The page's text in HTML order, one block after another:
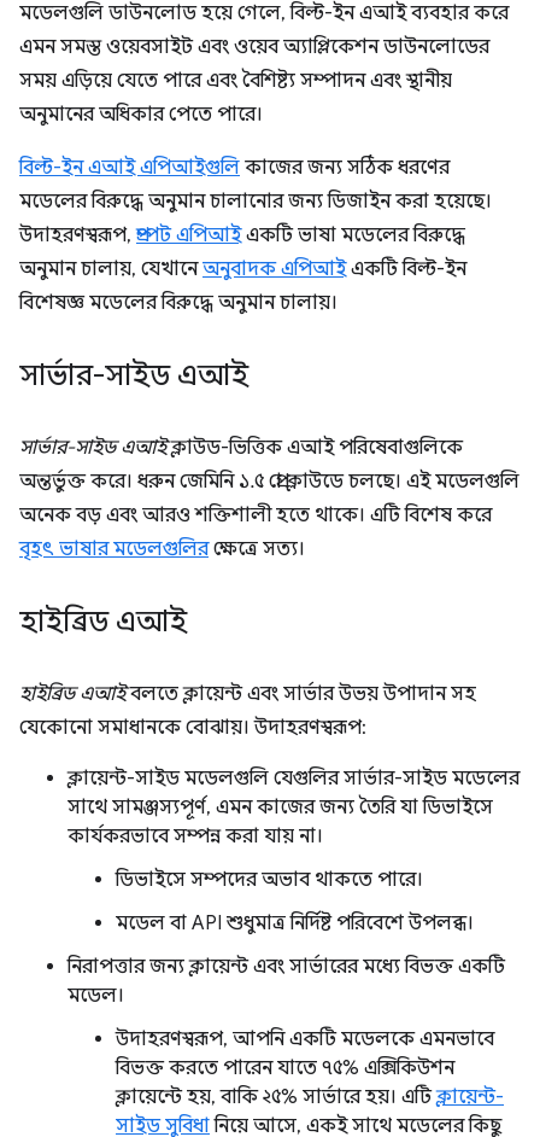
মডেলগুলি ডাউনলোড হয়ে গেলে, বিল্ট-ইন এআই ব্যবহার করে
এমন সমস্ত ওয়েবসাইট এবং ওয়েব অ্যাপ্লিকেশন ডাউনলোডের
সময় এড়িয়ে যেতে পারে এবং বৈশিষ্ট্য সম্পাদন এবং স্থানীয়
অনুমানের অধিকার পেতে পারে।
বিল্ট-ইন এআই এপিআইগুলি কাজের জন্য সঠিক ধরণের
মডেলের বিরুদ্ধে অনুমান চালানোর জন্য ডিজাইন করা হয়েছে।
উদাহরণস্বরূপ,প্রম্পট এপিআইএকটি ভাষা মডেলের বিরুদ্ধে
অনুমান চালায়, যেখানেঅনুবাদক এপিআইএকটি বিল্ট-ইন
বিশেষজ্ঞ মডেলের বিরুদ্ধে অনুমান চালায়।
সার্ভার-সাইড এআই
সার্ভার-সাইড এআইক্লাউড-ভিত্তিক এআই পরিষেবাগুলিকে
অন্তর্ভুক্ত করে। ধরুন জেমিনি ১.৫ প্রো ক্লাউডে চলছে। এই মডেলগুলি
অনেক বড় এবং আরও শক্তিশালী হতে থাকে। এটি বিশেষ করে
বৃহৎ ভাষার মডেলগুলিরক্ষেত্রে সত্য।
হাইব্রিড এআই
হাইব্রিড এআইবলতে ক্লায়েন্ট এবং সার্ভার উভয় উপাদান সহ
যেকোনো সমাধানকে বোঝায়। উদাহরণস্বরূপ:
ক্লায়েন্ট-সাইড মডেলগুলি যেগুলির সার্ভার-সাইড মডেলের
সাথে সামঞ্জস্যপূর্ণ, এমন কাজের জন্য তৈরি যা ডিভাইসে
কার্যকরভাবে সম্পন্ন করা যায় না।
ডিভাইসে সম্পদের অভাব থাকতে পারে।
মডেল বা API শুধুমাত্র নির্দিষ্ট পরিবেশে উপলব্ধ।
নিরাপত্তার জন্য ক্লায়েন্ট এবং সার্ভারের মধ্যে বিভক্ত একটি
মডেল।
উদাহরণস্বরূপ, আপনি একটি মডেলকে এমনভাবে
বিভক্ত করতে পারেন যাতে ৭৫% এক্সিকিউশন
ক্লায়েন্টে হয়, বাকি ২৫% সার্ভারে হয়। এটিক্লায়েন্ট-
সাইড সুবিধানিয়ে আসে, একই সাথে মডেলের কিছু